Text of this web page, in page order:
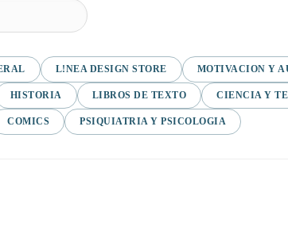
L!NEA DESIGN STORE MOTIVACION Y
HISTORIA LIBROS DE TEXTO CIENCIA Y
COMICS PSIQUIATRIA Y PSICOLOGIA